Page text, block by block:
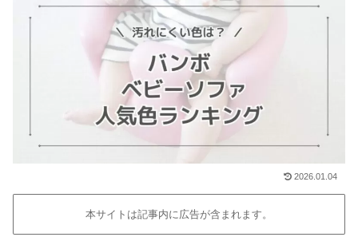
2026.01.04
本サイトは記事内に広告が含まれます。